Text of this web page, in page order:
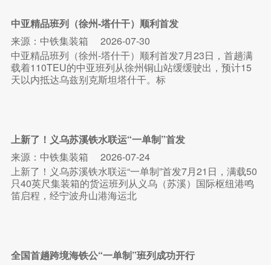
中亚精品班列（徐州-塔什干）顺利首发
来源：中铁集装箱
2026-07-30
中亚精品班列（徐州-塔什干）顺利首发7月23日，首趟满
载着110TEU的中亚班列从徐州铜山站缓缓驶出，预计15
天以内抵达乌兹别克斯坦塔什干。标
上新了！义乌苏溪铁水联运“一单制”首发
来源：中铁集装箱
2026-07-24
上新了！义乌苏溪铁水联运“一单制”首发7月21日，满载50
只40英尺集装箱的货运班列从义乌（苏溪）国际枢纽港鸣
笛启程，经宁波舟山港海运北
全国首趟跨境海铁公“一单制”班列成功开行